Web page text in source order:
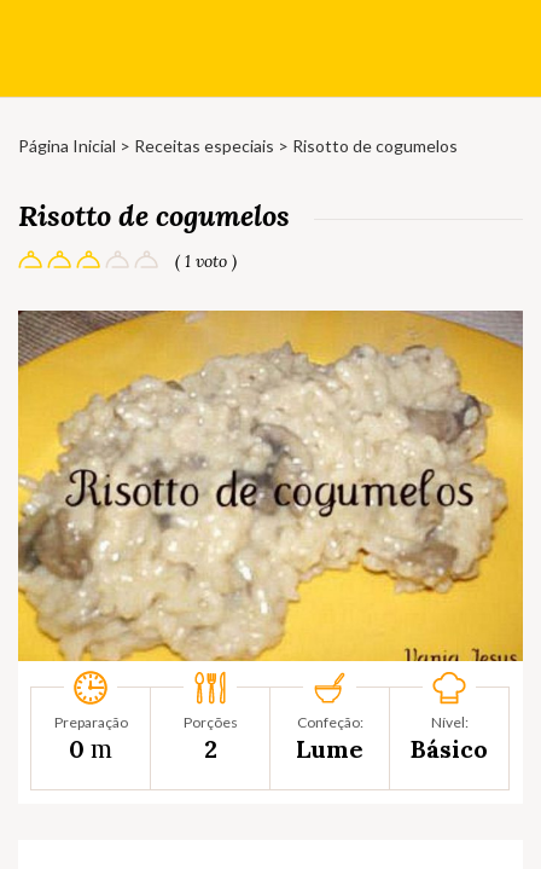
Página Inicial > Receitas especiais > Risotto de cogumelos
Risotto de cogumelos
( 1 voto )
Preparação
0 m
Porções
2
Confeção:
Lume
Nível:
Básico